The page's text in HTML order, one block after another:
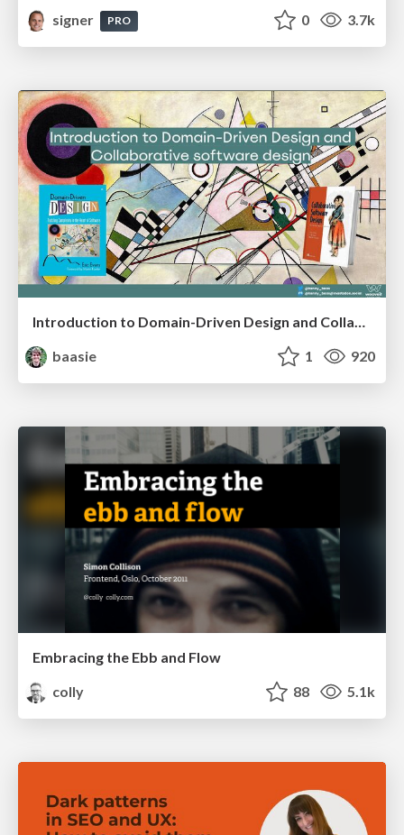
signer
PRO 0 3.7k
Introduction to Domain-Driven Design and Collaborative software design
baasie
1 920
Embracing the Ebb and Flow
colly
88 5.1k